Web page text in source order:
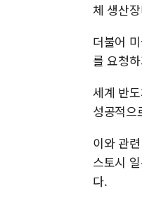
체 생산
더불어
를 요청
세계 반
성공적으
이와 관
스토시
다.